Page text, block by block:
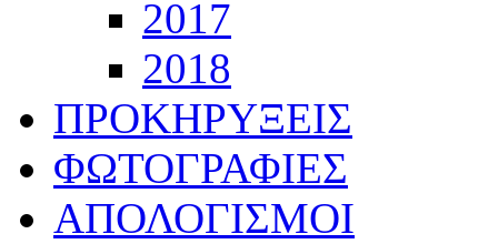
2017
2018
ΠΡΟΚΗΡΥΞΕΙΣ
ΦΩΤΟΓΡΑΦΙΕΣ
ΑΠΟΛΟΓΙΣΜΟΙ